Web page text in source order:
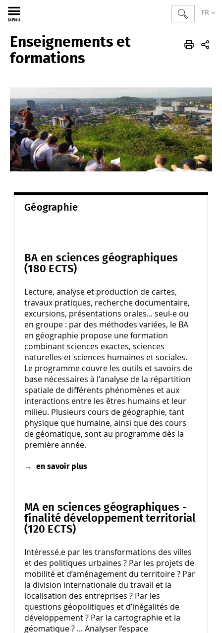
FR
MENU
Sciences GAG FR Enseignements
Enseignements et
formations
Géographie
BA en sciences géographiques
(180 ECTS)
Lecture, analyse et production de cartes,
travaux pratiques, recherche documentaire,
excursions, présentations orales... seul-e ou
en groupe : par des méthodes variées, le BA
en géographie propose une formation
combinant sciences exactes, sciences
naturelles et sciences humaines et sociales.
Le programme couvre les outils et savoirs de
base nécessaires à l'analyse de la répartition
spatiale de différents phénomènes et aux
interactions entre les êtres humains et leur
milieu. Plusieurs cours de géographie, tant
physique que humaine, ainsi que des cours
de géomatique, sont au programme dès la
première année.
→en savoir plus
MA en sciences géographiques -
finalité développement territorial
(120 ECTS)
Intéressé.e par les transformations des villes
et des politiques urbaines ? Par les projets de
mobilité et d’aménagement du territoire ? Par
la division internationale du travail et la
localisation des entreprises ? Par les
questions géopolitiques et d’inégalités de
développement ? Par la cartographie et la
géomatique ? ... Analyser l’espace